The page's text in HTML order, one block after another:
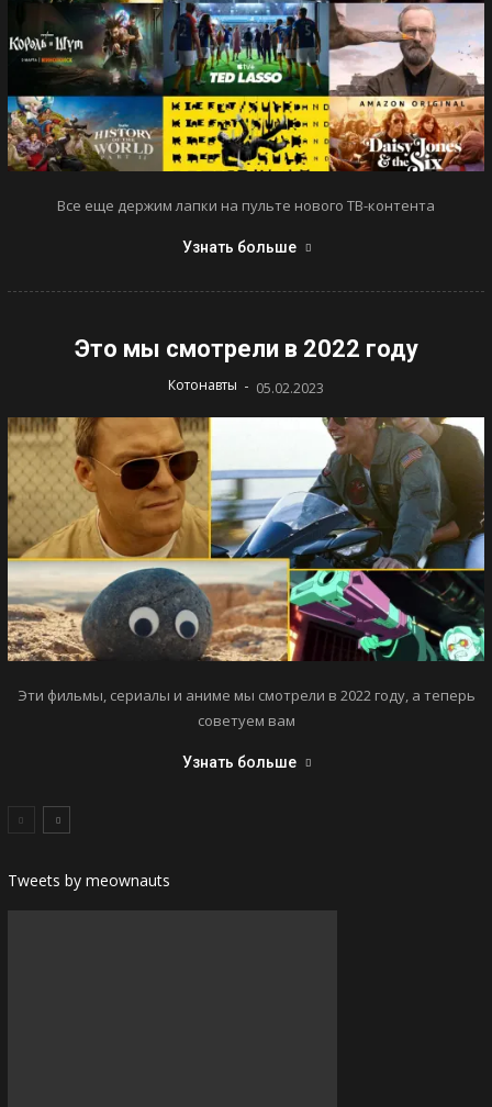
Все еще держим лапки на пульте нового ТВ-контента
Узнать больше
Это мы смотрели в 2022 году
Котонавты - 05.02.2023
Эти фильмы, сериалы и аниме мы смотрели в 2022 году, а теперь
советуем вам
Узнать больше
Tweets by meownauts